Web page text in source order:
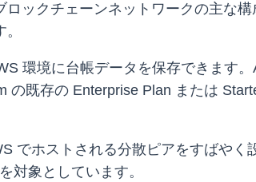
ックチェーンネットワークの主な構
環境に台帳データを保存できます
既存の Enterprise Plan または
でホストされる分散ピアをすばやく
対象としています。